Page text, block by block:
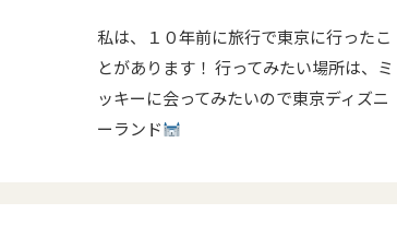
私は、１０年前に旅行で東京に行ったこ
とがあります！ 行ってみたい場所は、ミ
ッキーに会ってみたいので東京ディズニ
ーランド